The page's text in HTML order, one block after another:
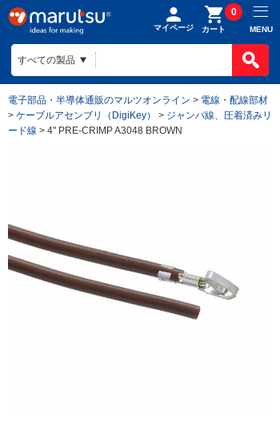
マイページ カート
0
MENU
電子部品・半導体通販のマルツオンライン > 電線・配線部材
> ケーブルアセンブリ（DigiKey） > ジャンパ線、圧着済みリ
ード線 > 4" PRE-CRIMP A3048 BROWN